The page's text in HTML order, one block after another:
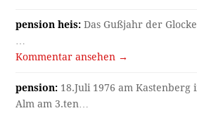
pension heis: Das Gußjahr der
Kommentar ansehen →
pension: 18.Juli 1976 am
Alm am 3.ten…